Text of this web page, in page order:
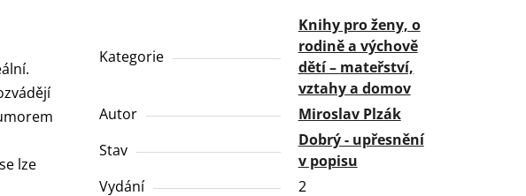
lze
Kategorie
Knihy pro ženy, o
rodině a výchově
dětí – mateřství,
vztahy a domov
Autor
Miroslav Plzák
Stav
Dobrý - upřesnění
v popisu
Vydání
2